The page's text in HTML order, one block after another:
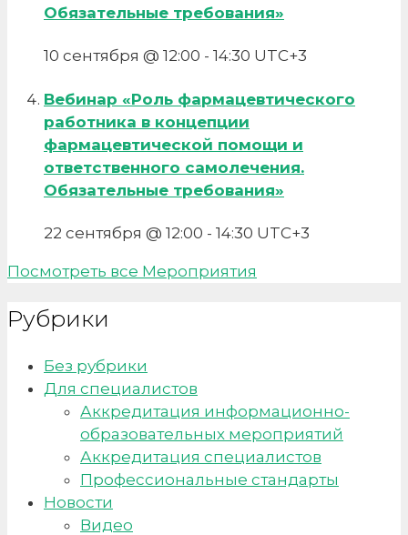
Обязательные требования»
10 сентября @ 12:00 - 14:30 UTC+3
Вебинар «Роль фармацевтического
работника в концепции
фармацевтической помощи и
ответственного самолечения.
Обязательные требования»
22 сентября @ 12:00 - 14:30 UTC+3
Посмотреть все Мероприятия
Рубрики
Без рубрики
Для специалистов
Аккредитация информационно-
образовательных мероприятий
Аккредитация специалистов
Профессиональные стандарты
Новости
Видео